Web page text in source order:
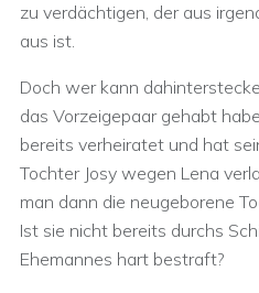
zu verdächtigen, der aus
aus ist.
Doch wer kann
das Vorzeigepaar gehabt
bereits verheiratet und hat
Tochter Josy wegen Lena
man dann die neugeborene
Ist sie nicht bereits durchs
Ehemannes hart bestraft?